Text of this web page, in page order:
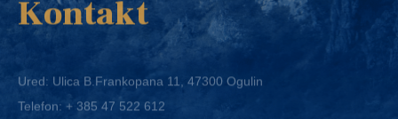
Ured: Ulica B.Frankopana 11, 47300 Ogulin
Telefon:+ 385 47 522 612
Telefaks:+ 385 47 522 821